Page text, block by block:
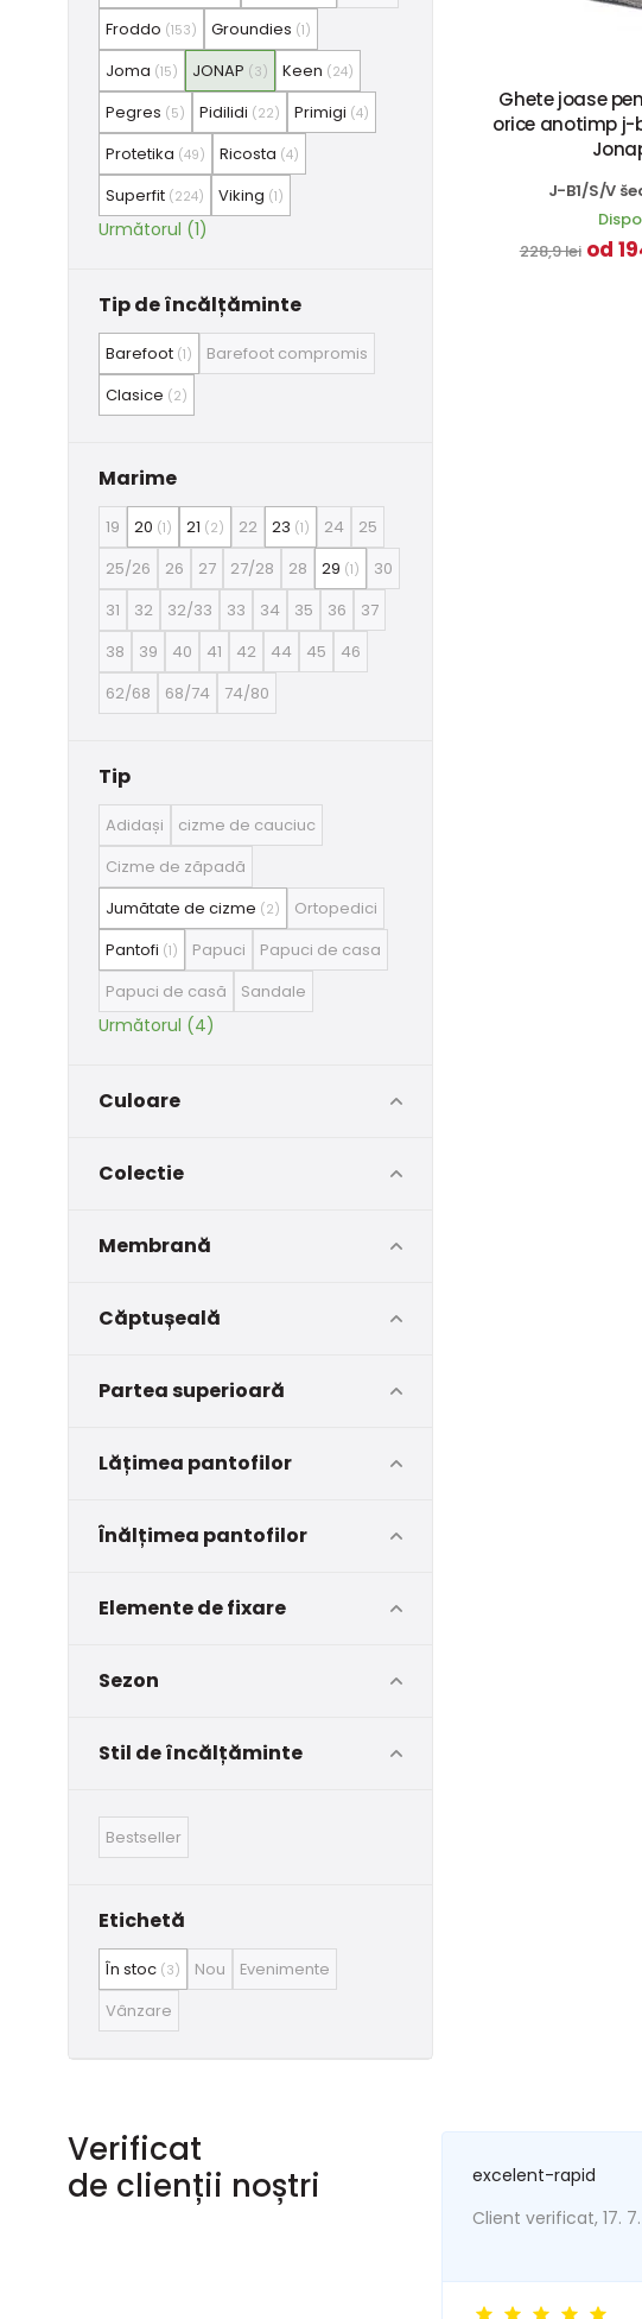
Froddo (153) Groundies (1)
Joma (15) JONAP (3) Keen (24)
Pegres (5) Pidilidi (22) Primigi (4)
Protetika (49) Ricosta (4)
Superfit (224) Viking (1)
Următorul (1)
Tip de încălțăminte
Barefoot (1)
Barefoot compromis
Clasice (2)
Marime
19 20 (1) 21 (2) 22 23 (1) 24
25
25/26
26 27 27/28 28 29 (1)
30
31
32 32/33 33 34 35 36
37
38
39 40 41 42 44 45
46
62/68
68/74 74/80
Tip
Adidași
cizme de cauciuc
Cizme de zăpadă
Jumătate de cizme (2)
Ortopedici
Pantofi (1) Papuci
Papuci de casa
Papuci de casă
Sandale
Următorul (4)
Culoare
Colectie
Membrană
Căptușeală
Partea superioară
Lățimea pantofilor
Înălțimea pantofilor
Elemente de fixare
Sezon
Stil de încălțăminte
Bestseller
Etichetă
În stoc (3) Nou
Evenimente
Vânzare
Ghete joase
orice anotimp j-
J-B1/S/V
228,9 lei od
Verificat
de clienții noștri
excelent-rapid
Client verificat, 17.